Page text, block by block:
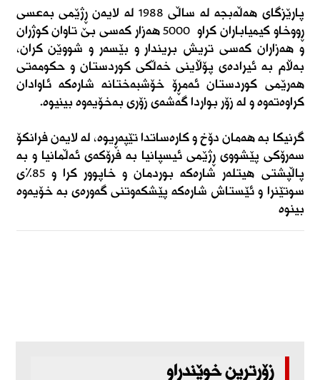
پارێزگای هەڵەبجە لە ساڵی ١٩٨٨ لە لایەن ڕژێمی بەعسی
ڕووخاو کیمیاباران کراو ٥٠٠٠ هەزار کەسی بێ تاوان کوژران
و هەزاران کەسی تریش بریندار و بێسەر و شووێن کران،
بەڵام بە ئیرادەی پۆڵاینی خەڵکی کوردستان و حکومەتی
هەرێمی کوردستان ئەمڕۆ خۆشبەختانە شارەکە ئاوادان
کراوەتەوە و لە زۆر بواردا گەشەی زۆری بەخۆیەوە بینیوە.
گرنیکا بە هەمان دۆخ و کارەساتدا تێپەڕیوە، لە لایەن فرانکۆ
سەرۆکی پێشووی ڕژێمی ئیسپانیا بە فرۆکەی ئەڵمانیا و بە
پاڵپشتی هیتلەر شارەکە بوردمان و خاپوور کرا و ٨٥٪ی
سوتێنرا و ئێستاش شارەکە پێشکەوتنی گەورەی بە خۆیەوە
بینوە
زۆرترین خوێندراو